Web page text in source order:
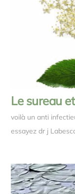
Le sureau
voilà un anti
essayez dr j